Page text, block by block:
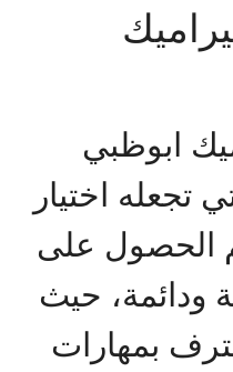
ابوظبي
تجعله اختيار
الحصول على
ودائمة، حيث
بمهارات